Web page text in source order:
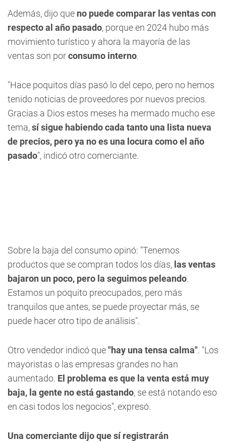
Además, dijo que no puede comparar las ventas con
respecto al año pasado, porque en 2024 hubo más
movimiento turístico y ahora la mayoría de las
ventas son porconsumo interno.
"Hace poquitos días pasó lo del cepo, pero no hemos
tenido noticias de proveedores por nuevos precios.
Gracias a Dios estos meses ha mermado mucho ese
tema,sí sigue habiendo cada tanto una lista nueva
de precios, pero ya no es una locura como el año
pasado", indicó otro comerciante.
Sobre la baja del consumo opinó: "Tenemos
productos que se compran todos los días, las ventas
bajaron un poco, pero la seguimos peleando.
Estamos un poquito preocupados, pero más
tranquilos que antes, se puede proyectar más, se
puede hacer otro tipo de análisis".
Otro vendedor indicó que"hay una tensa calma". "Los
mayoristas o las empresas grandes no han
aumentado. El problema es que la venta está muy
baja, la gente no está gastando, se está notando eso
en casi todos los negocios", expresó.
Una comerciante dijo que sí registrarán